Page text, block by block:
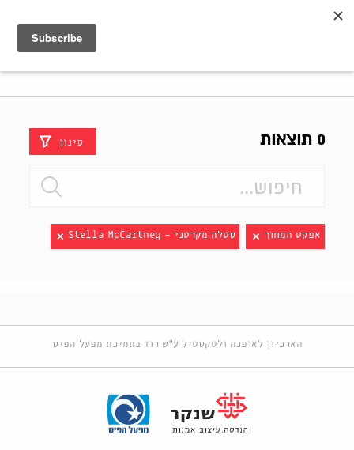
0 תוצאות סינון
אפקט המחוך סטלה מקרטני - Stella McCartney
הארכיון לאופנה ולטקסטיל ע"ש רוז בתמיכת מפעל הפיס